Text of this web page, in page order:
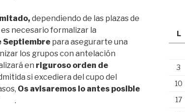
dependiendo de las plazas de
necesario formalizar la
Septiembre para asegurarte una
los grupos con antelación
en riguroso orden de
si excediera del cupo del
Os avisaremos lo antes posible
.
L
3
10
17